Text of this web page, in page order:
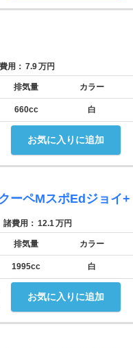
用： 7.9万円
排気量 カラー
660cc 白
お気に入りに追加
ーペMスポEdジョイ+
諸費用： 12.1万円
排気量 カラー
1995cc 白
お気に入りに追加